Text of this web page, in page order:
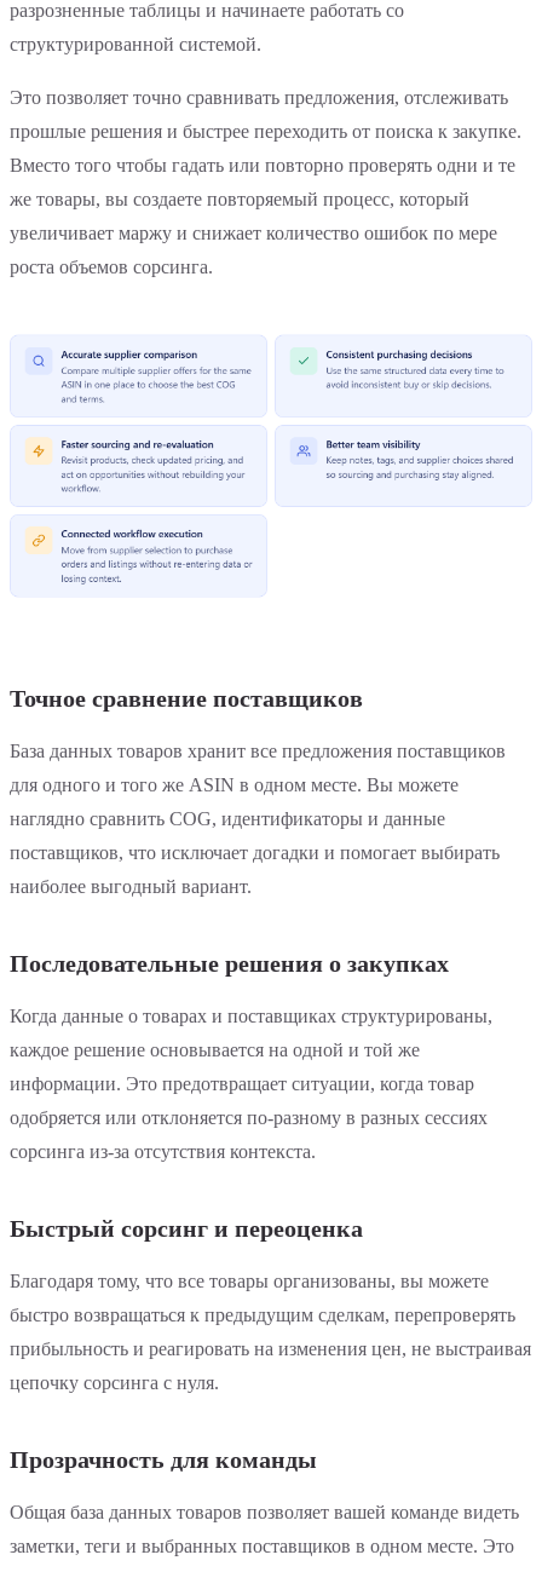
разрозненные таблицы и начинаете работать со
структурированной системой.
Это позволяет точно сравнивать предложения, отслеживать
прошлые решения и быстрее переходить от поиска к закупке.
Вместо того чтобы гадать или повторно проверять одни и те
же товары, вы создаете повторяемый процесс, который
увеличивает маржу и снижает количество ошибок по мере
роста объемов сорсинга.
Точное сравнение поставщиков
База данных товаров хранит все предложения поставщиков
для одного и того же ASIN в одном месте. Вы можете
наглядно сравнить COG, идентификаторы и данные
поставщиков, что исключает догадки и помогает выбирать
наиболее выгодный вариант.
Последовательные решения о закупках
Когда данные о товарах и поставщиках структурированы,
каждое решение основывается на одной и той же
информации. Это предотвращает ситуации, когда товар
одобряется или отклоняется по-разному в разных сессиях
сорсинга из-за отсутствия контекста.
Быстрый сорсинг и переоценка
Благодаря тому, что все товары организованы, вы можете
быстро возвращаться к предыдущим сделкам, перепроверять
прибыльность и реагировать на изменения цен, не выстраивая
цепочку сорсинга с нуля.
Прозрачность для команды
Общая база данных товаров позволяет вашей команде видеть
заметки, теги и выбранных поставщиков в одном месте. Это